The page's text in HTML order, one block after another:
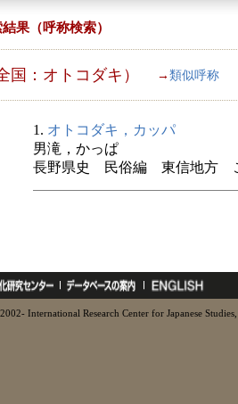
果（呼称検索）
国：オトコダキ） → 類似呼称
1. オトコダキ，カッパ
男滝，かっぱ
長野県史 民俗編 東信地方 こ
International Research Center for Japanese